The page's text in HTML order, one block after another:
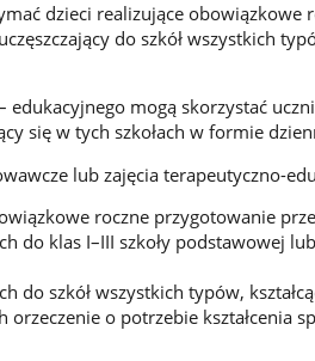
dzieci realizujące obowiązkowe
do szkół wszystkich
mogą skorzystać
się w tych szkołach w formie
lub zajęcia terapeutyczno-
roczne przygotowanie
do klas I–III szkoły podstawowej
do szkół wszystkich typów,
orzeczenie o potrzebie kształcenia